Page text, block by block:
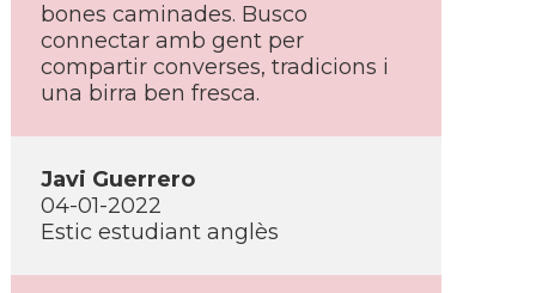
bones caminades. Busco
connectar amb gent per
compartir converses, tradicions i
una birra ben fresca.
Javi Guerrero
04-01-2022
Estic estudiant anglès